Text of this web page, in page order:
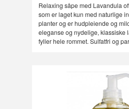
Relaxing såpe med Lavandula
som er laget kun med naturlige
planter og er hudpleiende og
eleganse og nydelige, klassiske
fyller hele rommet. Sulfatfri og